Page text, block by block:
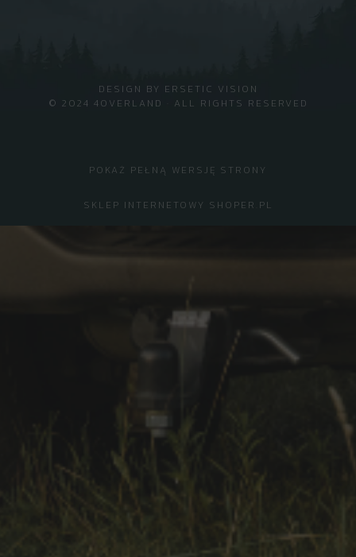
© 2024 4OVERLAND · ALL RIGHTS RESERVED
DESIGN BY ERSETIC VISION
POKAŻ PEŁNĄ WERSJĘ STRONY
SKLEP INTERNETOWY SHOPER.PL